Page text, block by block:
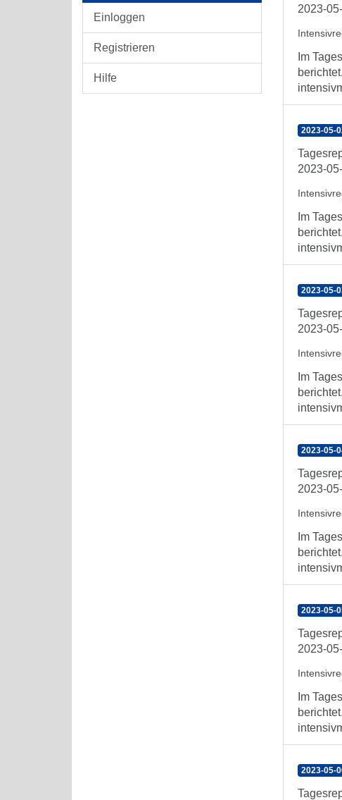
Einloggen
Registrieren
Hilfe
2023-
Im
2023-05-
2023-
Im
2023-05-
2023-
Im
2023-05-
2023-
Im
2023-05-
2023-
Im
2023-05-